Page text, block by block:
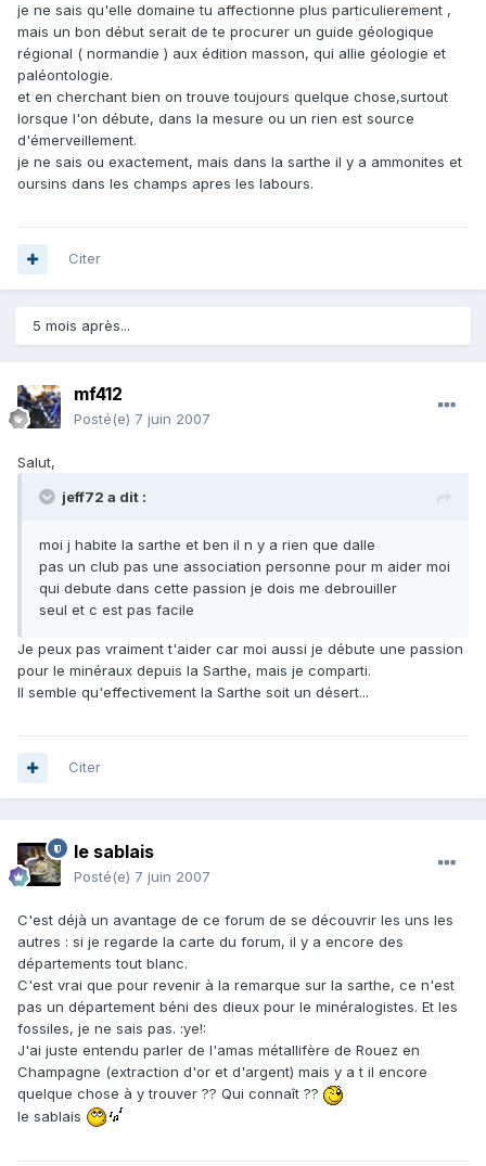
je ne sais qu'elle domaine tu affectionne plus particulierement ,
mais un bon début serait de te procurer un guide géologique
régional ( normandie ) aux édition masson, qui allie géologie et
paléontologie.
et en cherchant bien on trouve toujours quelque chose,surtout
lorsque l'on débute, dans la mesure ou un rien est source
d'émerveillement.
je ne sais ou exactement, mais dans la sarthe il y a ammonites et
oursins dans les champs apres les labours.
Citer
5 mois après...
mf412
Posté(e) 7 juin 2007
Salut,
jeff72 a dit :
moi j habite la sarthe et ben il n y a rien que dalle
pas un club pas une association personne pour m aider moi
qui debute dans cette passion je dois me debrouiller
seul et c est pas facile
Je peux pas vraiment t'aider car moi aussi je débute une passion
pour le minéraux depuis la Sarthe, mais je comparti.
Il semble qu'effectivement la Sarthe soit un désert...
Citer
le sablais
Posté(e) 7 juin 2007
C'est déjà un avantage de ce forum de se découvrir les uns les
autres : si je regarde la carte du forum, il y a encore des
départements tout blanc.
C'est vrai que pour revenir à la remarque sur la sarthe, ce n'est
pas un département béni des dieux pour le minéralogistes. Et les
fossiles, je ne sais pas. :ye!:
J'ai juste entendu parler de l'amas métallifère de Rouez en
Champagne (extraction d'or et d'argent) mais y a t il encore
quelque chose à y trouver ?? Qui connaît ??
le sablais